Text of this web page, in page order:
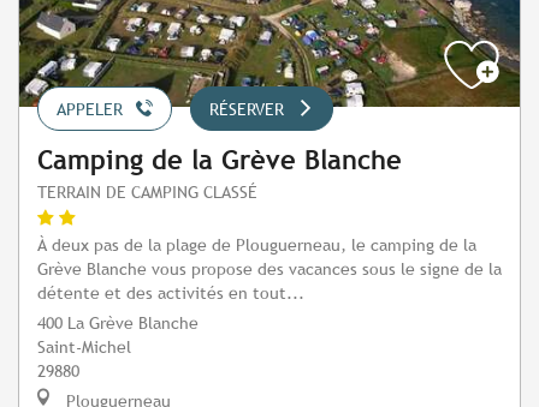
APPELER RÉSERVER
Camping de la Grève Blanche
TERRAIN DE CAMPING CLASSÉ
À deux pas de la plage de Plouguerneau, le camping de la
Grève Blanche vous propose des vacances sous le signe de la
détente et des activités en tout...
400 La Grève Blanche
Saint-Michel
29880
Plouguerneau